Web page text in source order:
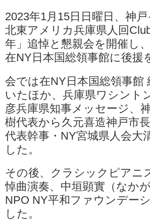
2023年1月15日日曜日、神
北東アメリカ兵庫県人回
年」追悼と懇親会を開催し
在NY日本国総領事館に後
会では在NY日本国総領事館
いたほか、兵庫県ワシント
彦兵庫県知事メッセージ、
樹代表から久元喜造神戸市
代表幹事・NY宮城県人会
した。
その後、クラシックピアニ
悼曲演奏、中垣顕實（なか
NPO NY平和ファウンデー
した。